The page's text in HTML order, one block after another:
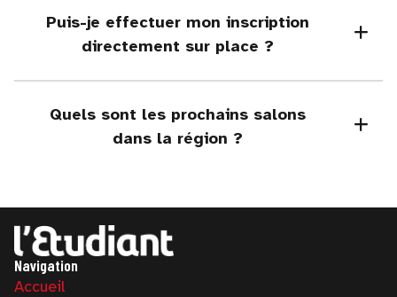
Puis-je effectuer mon inscription
directement sur place ?
Quels sont les prochains salons
dans la région ?
Navigation
Accueil